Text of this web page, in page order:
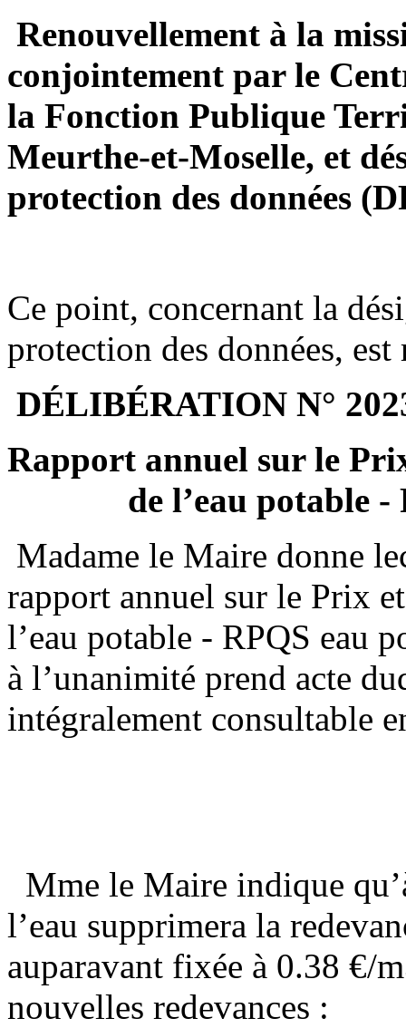
Renouvellement à la
conjointement par le
la Fonction Publique
Meurthe-et-Moselle, et
protection des données
Ce point, concernant la
protection des données,
DÉLIBÉRATION N°
Rapport annuel sur le
de l’eau potable
Madame le Maire donne
rapport annuel sur le Prix
l’eau potable - RPQS eau
à l’unanimité prend acte
intégralement consultable
Mme le Maire indique
l’eau supprimera la
auparavant fixée à 0.38 €/
nouvelles redevances :